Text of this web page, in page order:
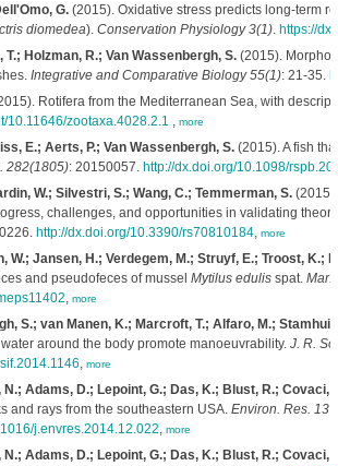
G.(2015). Oxidative stress predicts long-term
diomedea). Conservation Physiology 3(1). https://
T.; Holzman, R.; Van Wassenbergh, S.(2015).
Integrative and Comparative Biology 55(1): 21-35.
Rotifera from the Mediterranean Sea, with
10.11646/zootaxa.4028.2.1 , more
E.; Aerts, P.; Van Wassenbergh, S.(2015). A fish
282(1805): 20150057. http://dx.doi.org/10.1098/
W.; Silvestri, S.; Wang, C.; Temmerman, S.(2015).
challenges, and opportunities in validating
http://dx.doi.org/10.3390/rs70810184, more
W.; Jansen, H.; Verdegem, M.; Struyf, E.; Troost, K.;
and pseudofeces of mussel Mytilus edulisspat. Mar.
, more
S.; van Manen, K.; Marcroft, T.; Alfaro, M.;
around the body promote manoeuvrability. J. R.
, more
Adams, D.; Lepoint, G.; Das, K.; Blust, R.; Covaci,
and rays from the southeastern USA. Environ. Res. 137
j.envres.2014.12.022, more
Adams, D.; Lepoint, G.; Das, K.; Blust, R.; Covaci,